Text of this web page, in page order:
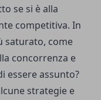
se si è alla
competitiva. In
saturato, come
concorrenza e
essere assunto?
strategie e